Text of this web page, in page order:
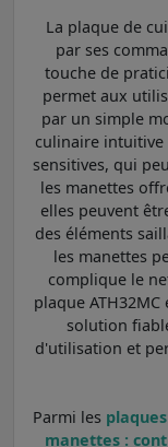
La plaque de
par ses
touche de
permet aux
par un simple
culinaire intuitive
sensitives, qui
les manettes
elles peuvent
des éléments
les manettes
complique le
plaque
solution
d'utilisation et
Parmi les
manettes :